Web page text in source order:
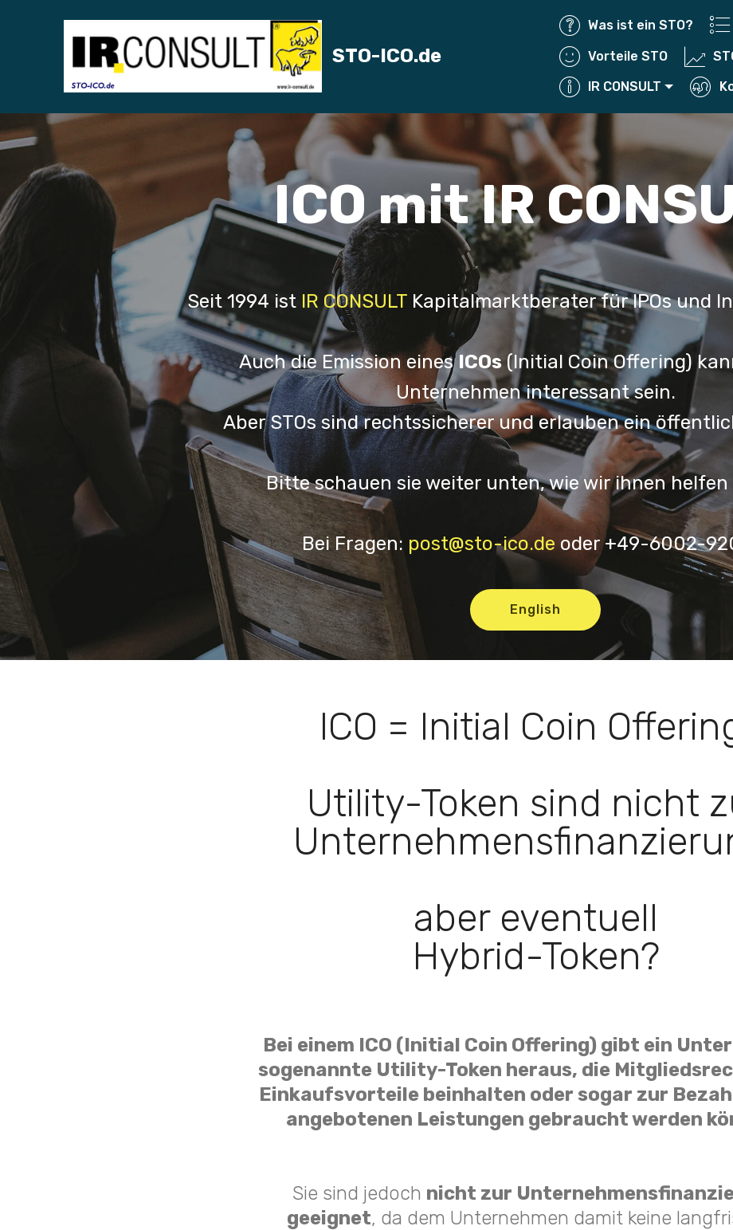
STO-ICO.de
Was ist ein STO?
Vorteile STO
IR CONSULT
ICO mit IR
Seit 1994 ist IR CONSULT Kapitalmarktberater für IPOs und
Auch die Emission einesICOs(Initial Coin Offering)
Unternehmen interessant sein.
Aber STOs sind rechtssicherer und erlauben ein
Bitte schauen sie weiter unten, wie wir ihnen helfen
Bei Fragen: post@sto-ico.de oder +49-6002-
English
ICO = Initial Coin
Utility-Token sind nicht
aber eventuell
Hybrid-Token?
Bei einem ICO (Initial Coin Offering) gibt ein
sogenannte Utility-Token heraus, die
Einkaufsvorteile beinhalten oder sogar zur
angebotenen Leistungen gebraucht werden
Sie sind jedoch nicht zur
geeignet, da dem Unternehmen damit keine